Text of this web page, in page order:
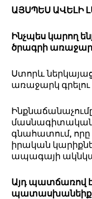
ԱՅՍՊԵՍ ԱՎԵԼԻ
Ինչպես կարող
ծրագրի
Ստորև
առաջարկ գրելու
մասնագիտական
գնահատում, որը
իրական
ապագայի
Այդ պատճառով
պատասխանեիք